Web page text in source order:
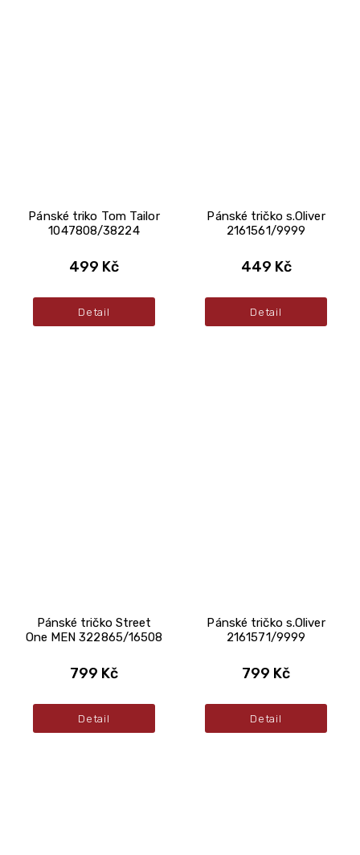
Pánské triko Tom Tailor
1047808/38224
499 Kč
Detail
Pánské tričko s.Oliver
2161561/9999
449 Kč
Detail
Pánské tričko Street
One MEN 322865/16508
799 Kč
Detail
Pánské tričko s.Oliver
2161571/9999
799 Kč
Detail